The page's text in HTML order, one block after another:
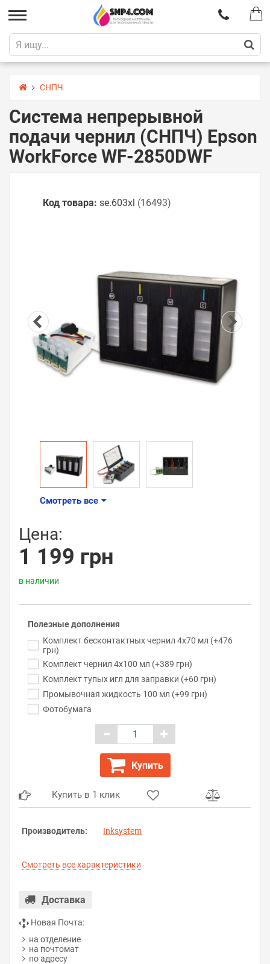
СНПЧ
Система непрерывной
подачи чернил (СНПЧ) Epson
WorkForce WF-2850DWF
Код товара: se.603xl (16493)
Смотреть все
Цена:
1 199 грн
в наличии
Полезные дополнения
Комплект бесконтактных чернил 4x70 мл (+476
грн)
Комплект чернил 4x100 мл (+389 грн)
Комплект тупых игл для заправки (+60 грн)
Промывочная жидкость 100 мл (+99 грн)
Фотобумага
Купить
Купить в 1 клик
Производитель: Inksystem
Смотреть все характеристики
Доставка
Новая Почта:
на отделение
на почтомат
по адресу